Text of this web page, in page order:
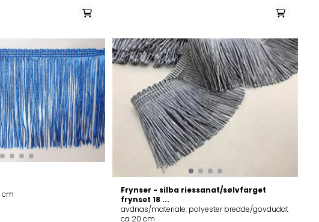
cm
Frynser - silba riessanat/sølvfarget
frynset 18 ...
avdnas/materiale: polyester bredde/govdudat